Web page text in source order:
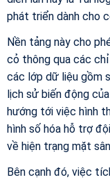
phát triển dành cho
Nền tảng này cho
cỏ thông qua các
các lớp dữ liệu gồm
lịch sử biến động
hướng tới việc hình
hình số hóa hỗ trợ
về hiện trạng mặt
Bên cạnh đó, việc